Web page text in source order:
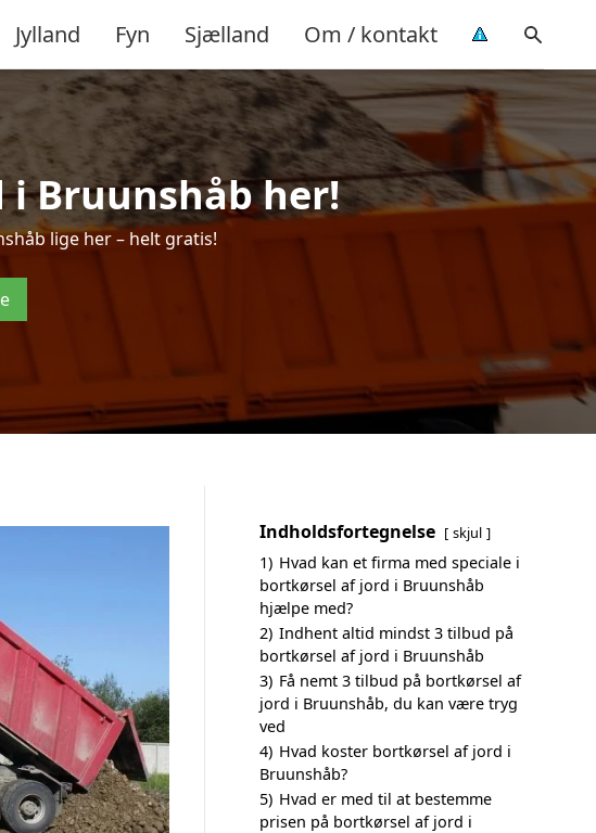
Jylland Fyn Sjælland Om / kontakt
Bruunshåb her!
lige her – helt gratis!
Indholdsfortegnelse skjul
1) Hvad kan et firma med speciale i
bortkørsel af jord i Bruunshåb
hjælpe med?
2) Indhent altid mindst 3 tilbud på
bortkørsel af jord i Bruunshåb
3) Få nemt 3 tilbud på bortkørsel af
jord i Bruunshåb, du kan være tryg
ved
4) Hvad koster bortkørsel af jord i
Bruunshåb?
5) Hvad er med til at bestemme
prisen på bortkørsel af jord i